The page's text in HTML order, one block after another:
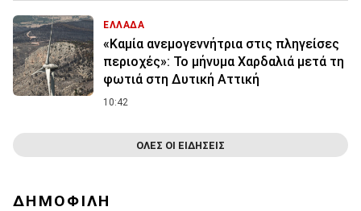
ΕΛΛΑΔΑ
«Καμία ανεμογεννήτρια στις πληγείσες
περιοχές»: Το μήνυμα Χαρδαλιά μετά τη
φωτιά στη Δυτική Αττική
10:42
ΟΛΕΣ ΟΙ ΕΙΔΗΣΕΙΣ
ΔΗΜΟΦΙΛΗ